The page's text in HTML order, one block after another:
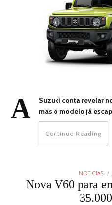
A
Suzuki conta revelar
mas o modelo já
Continue Reading
NOTICIAS
Nova V60 para